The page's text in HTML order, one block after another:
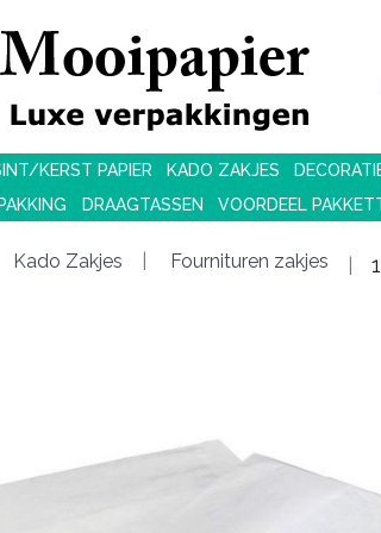
KERST PAPIER KADO ZAKJES
DRAAGTASSEN VOORDEEL
Kado Zakjes Fournituren zakjes